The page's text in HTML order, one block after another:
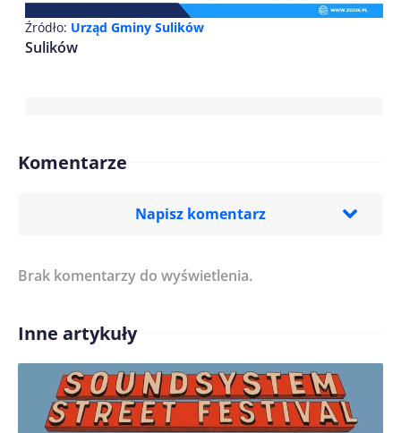
Źródło: Urząd Gminy Sulików
Sulików
Komentarze
Napisz komentarz
Treść komentarza*
Imię/ Nick*
Brak komentarzy do wyświetlenia.
Inne artykuły